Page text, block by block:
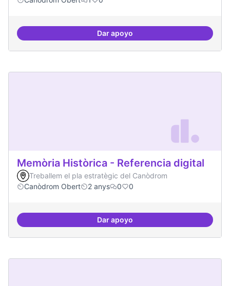
Dar apoyoMemòria HIstòrica
Memòria Històrica - Referencia digital
Treballem el pla estratègic del Canòdrom
Canòdrom Obert
2 anys 0 0
Dar apoyoMemòria Històrica - Referencia